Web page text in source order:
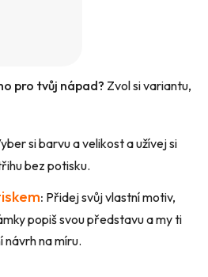
pro tvůj nápad? Zvol si variantu,
si barvu a velikost a užívej si
bez potisku.
: Přidej svůj vlastní motiv,
popiš svou představu a my ti
na míru.